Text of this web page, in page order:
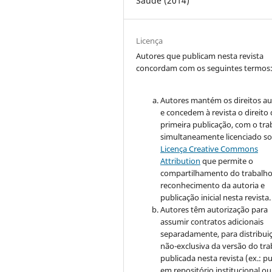
Licença
Autores que publicam nesta revista
concordam com os seguintes
Autores mantém os direitos
e concedem à revista o direito
primeira publicação, com o
simultaneamente licenciado
Licença Creative Commons
Attribution que permite o
compartilhamento do
reconhecimento da autoria e
publicação inicial nesta revista.
Autores têm autorização para
assumir contratos adicionais
separadamente, para
não-exclusiva da versão do
publicada nesta revista (ex.: